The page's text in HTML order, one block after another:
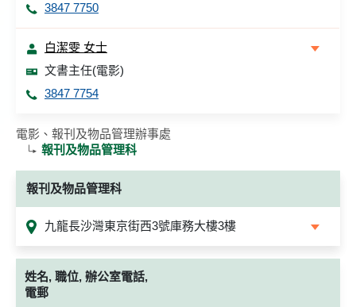
3847 7750
白潔雯 女士
文書主任(電影)
3847 7754
電影、報刊及物品管理辦事處
報刊及物品管理科
報刊及物品管理科
九龍長沙灣東京街西3號庫務大樓3樓
姓名, 職位, 辦公室電話,
電郵